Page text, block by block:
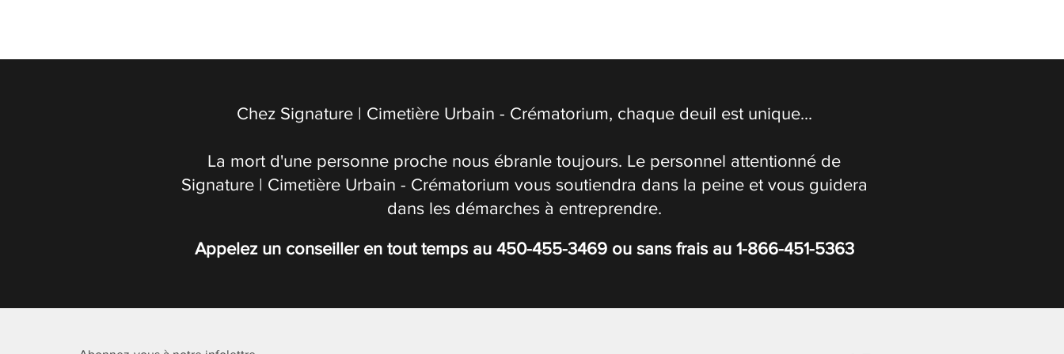
Chez Signature | Cimetière Urbain - Crématorium, chaque deuil est unique...
La mort d'une personne proche nous ébranle toujours. Le personnel attentionné de
Signature | Cimetière Urbain - Crématorium vous soutiendra dans la peine et vous guidera
dans les démarches à entreprendre.
Appelez un conseiller en tout temps au 450-455-3469ou sans frais au 1-866-451-5363